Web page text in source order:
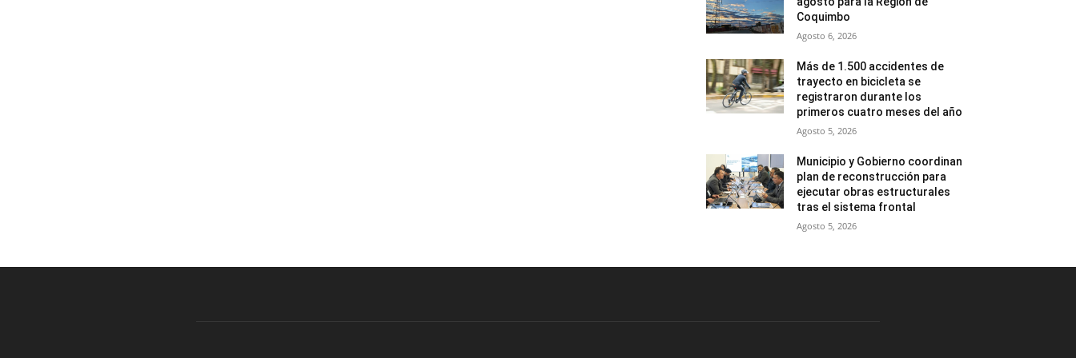
Coquimbo
Agosto 6, 2026
Más de 1.500 accidentes de
trayecto en bicicleta se
registraron durante los
primeros cuatro meses del año
Agosto 5, 2026
Municipio y Gobierno coordinan
plan de reconstrucción para
ejecutar obras estructurales
tras el sistema frontal
Agosto 5, 2026